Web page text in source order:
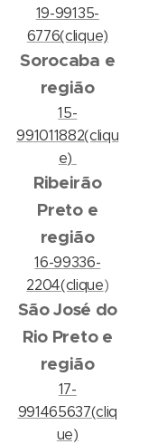
19-99135-
6776(clique)
Sorocaba e
região
15-
991011882(cliqu
e)
Ribeirão
Preto e
região
16-99336-
2204(clique)
São José do
Rio Preto e
região
17-
991465637(cliq
ue)